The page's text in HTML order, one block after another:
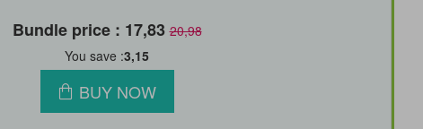
Bundle price : 17,8320,98
You save :3,15
BUY NOW